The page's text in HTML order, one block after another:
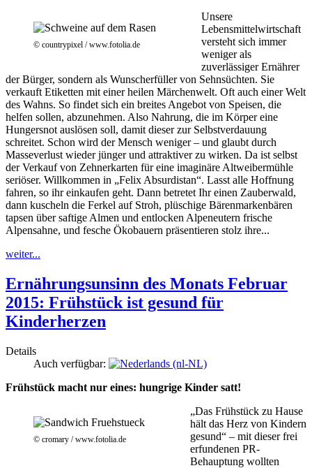
© countrypixel / www.fotolia.de
Unsere
Lebensmittelwirtschaft
versteht sich immer
weniger als
zuverlässiger Ernährer
der Bürger, sondern als Wunscherfüller von Sehnsüchten. Sie
verkauft Etiketten mit einer heilen Märchenwelt. Oft auch einer Welt
des Wahns. So findet sich ein breites Angebot von Speisen, die
helfen sollen, abzunehmen. Also Nahrung, die im Körper eine
Hungersnot auslösen soll, damit dieser zur Selbstverdauung
schreitet. Schon wird der Mensch weniger – und glaubt durch
Masseverlust wieder jünger und attraktiver zu wirken. Da ist selbst
der Verkauf von Zehnerkarten für eine imaginäre Altweibermühle
seriöser. Willkommen in „Felix Absurdistan“. Lasst alle Hoffnung
fahren, so ihr einkaufen geht. Dann betretet Ihr einen Zauberwald,
dann kuscheln die Ferkel auf Stroh, plüschige Bärenmarkenbären
tapsen über saftige Almen und entlocken Alpeneutern frische
Alpensahne, und fesche Ökobauern präsentieren stolz ihre...
weiter...
Ernährungsunsinn des Monats Februar
2015: Frühstück ist gesund für
Kinderherzen
Details
Auch verfügbar:
Frühstück macht nur eines: hungrige Kinder satt!
© cromary / www.fotolia.de
„Das Frühstück zu Hause
hält das Herz von Kindern
gesund“ – mit dieser frei
erfundenen PR-
Behauptung wollten